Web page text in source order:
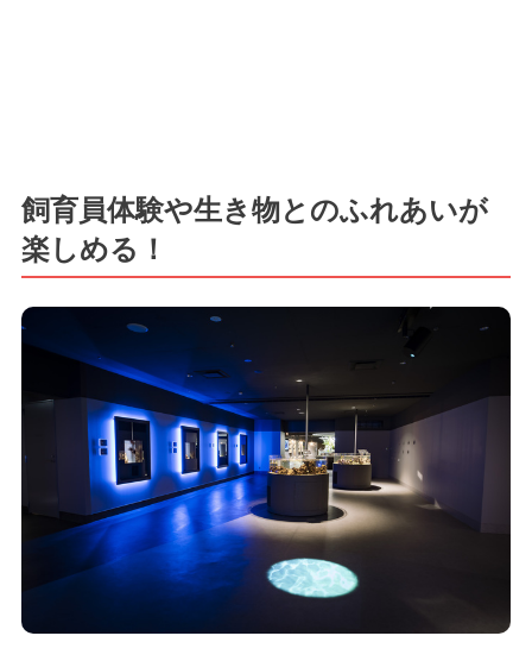
飼育員体験や生き物とのふれあいが
楽しめる！